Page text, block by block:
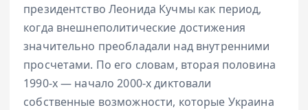
президентство Леонида Кучмы как период,
когда внешнеполитические достижения
значительно преобладали над внутренними
просчетами. По его словам, вторая половина
1990-х — начало 2000-х диктовали
собственные возможности, которые Украина